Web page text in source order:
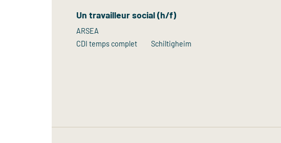
Un travailleur social (h/f)
ARSEA
CDI temps complet
Schiltigheim